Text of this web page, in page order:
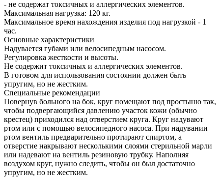
- не содержат токсичных и аллергических элементов.
Максимальная нагрузка: 120 кг.
Максимальное время нахождения изделия под нагрузкой - 1
час.
Основные характеристики
Надувается губами или велосипедным насосом.
Регулировка жесткости и высоты.
Не содержит токсичных и аллергических элементов.
В готовом для использования состоянии должен быть
упругим, но не жестким.
Специальные рекомендации
Повернув больного на бок, круг помещают под простыню так,
чтобы подвергающийся давлению участок кожи (обычно
крестец) приходился над отверстием круга. Круг надувают
ртом или с помощью велосипедного насоса. При надувании
ртом вентиль предварительно протирают спиртом, а
отверстие накрывают несколькими слоями стерильной марли
или надевают на вентиль резиновую трубку. Наполняя
воздухом круг, нужно следить, чтобы он был достаточно
упругим, но не жестким.